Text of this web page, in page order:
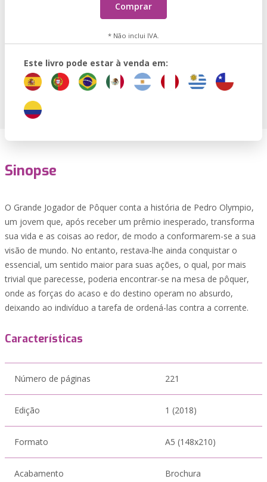
Comprar
* Não inclui IVA.
Este livro pode estar à venda em:
Sinopse
O Grande Jogador de Pôquer conta a história de Pedro Olympio,
um jovem que, após receber um prêmio inesperado, transforma
sua vida e as coisas ao redor, de modo a conformarem-se a sua
visão de mundo. No entanto, restava-lhe ainda conquistar o
essencial, um sentido maior para suas ações, o qual, por mais
trivial que parecesse, poderia encontrar-se na mesa de pôquer,
onde as forças do acaso e do destino operam no absurdo,
deixando ao indivíduo a tarefa de ordená-las contra a corrente.
Características
Número de páginas 221
Edição 1 (2018)
Formato A5 (148x210)
Acabamento Brochura